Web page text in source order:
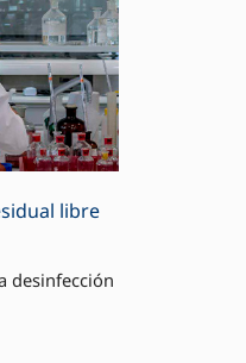
libre
desinfección